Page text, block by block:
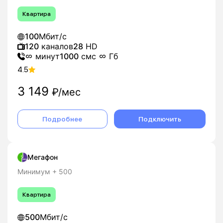
Квартира
100Мбит/с
120 каналов28 HD
минут1000 смс Гб
4.5
3 149 ₽/мес
Подробнее Подключить
Мегафон
Минимум + 500
Квартира
500Мбит/с